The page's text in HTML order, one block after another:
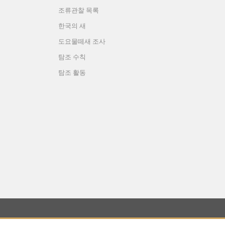
조류관찰 목록
한국의 새
도요물떼새 조사
탐조 수칙
탐조 활동